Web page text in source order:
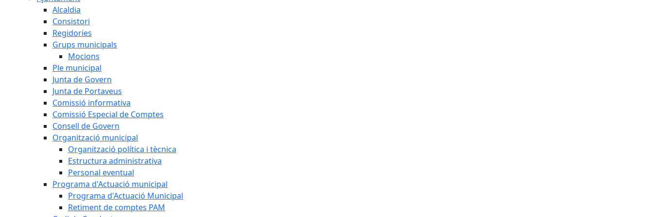
Alcaldia
Consistori
Regidories
Grups municipals
Mocions
Ple municipal
Junta de Govern
Junta de Portaveus
Comissió informativa
Comissió Especial de Comptes
Consell de Govern
Organització municipal
Organització política i tècnica
Estructura administrativa
Personal eventual
Programa d'Actuació municipal
Programa d'Actuació Municipal
Retiment de comptes PAM